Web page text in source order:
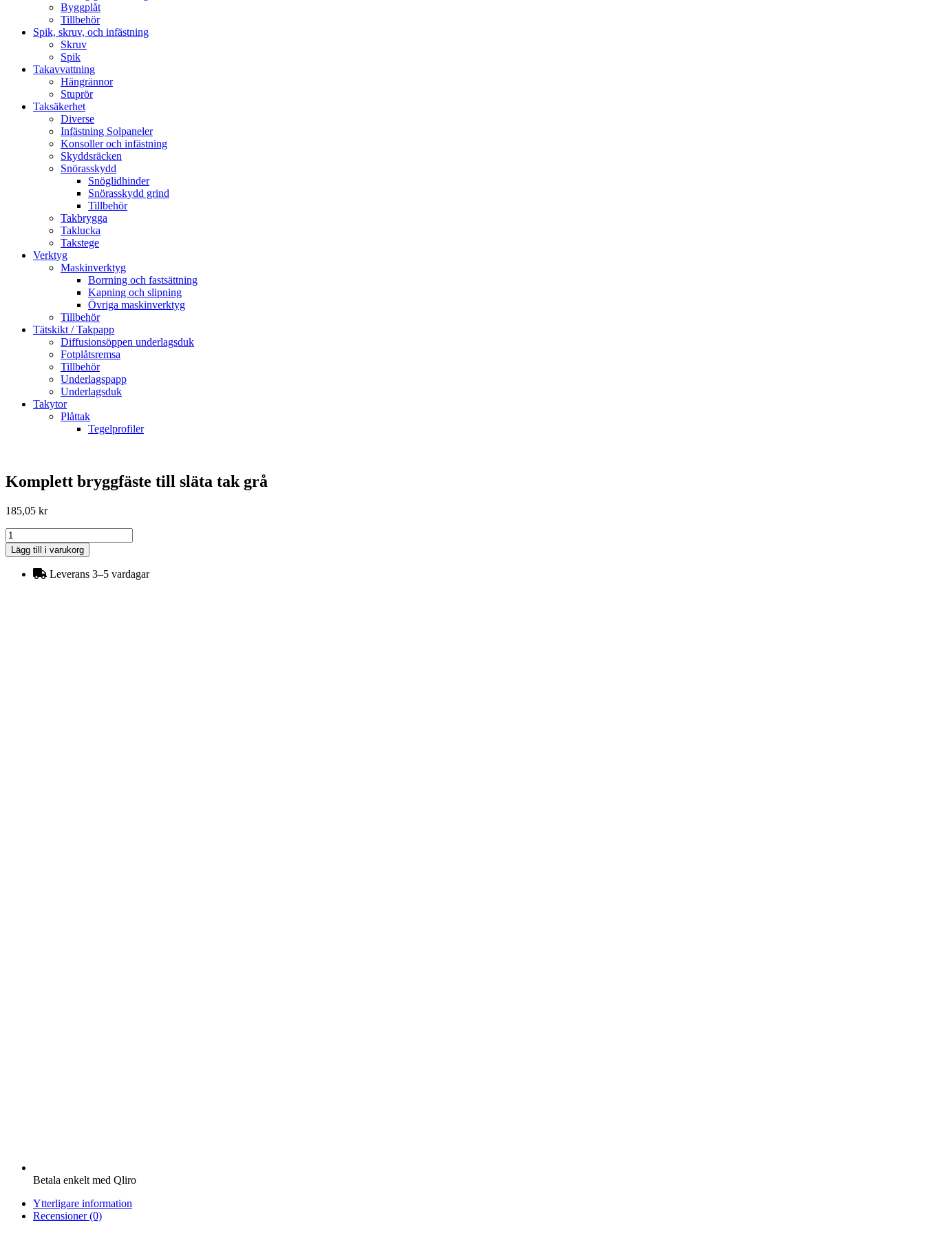
Byggplåt
Tillbehör
Spik, skruv, och infästning
Skruv
Spik
Takavvattning
Hängrännor
Stuprör
Taksäkerhet
Diverse
Infästning Solpaneler
Konsoller och infästning
Skyddsräcken
Snörasskydd
Snöglidhinder
Snörasskydd grind
Tillbehör
Takbrygga
Taklucka
Takstege
Verktyg
Maskinverktyg
Borrning och fastsättning
Kapning och slipning
Övriga maskinverktyg
Tillbehör
Tätskikt / Takpapp
Diffusionsöppen underlagsduk
Fotplåtsremsa
Tillbehör
Underlagspapp
Underlagsduk
Takytor
Plåttak
Tegelprofiler
Komplett bryggfäste till släta tak grå
185,05 kr
Komplett
bryggfäste
till
släta
Lägg till i varukorg
Leverans 3–5 vardagar
Betala enkelt med Qliro
Ytterligare information
Recensioner (0)